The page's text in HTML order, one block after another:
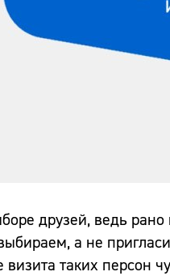
друзей, ведь
а не
таких персон